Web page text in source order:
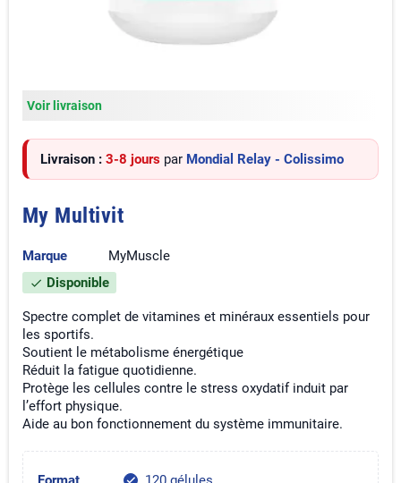
Voir livraison
Livraison : 3-8 jours par Mondial Relay - Colissimo
My Multivit
Marque MyMuscle
check Disponible
Spectre complet de vitamines et minéraux essentiels pour
les sportifs.
Soutient le métabolisme énergétique
Réduit la fatigue quotidienne.
Protège les cellules contre le stress oxydatif induit par
l’effort physique.
Aide au bon fonctionnement du système immunitaire.
check